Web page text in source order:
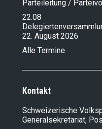
Parteileitung /
22.08
22. August 2026
Alle Termine
Kontakt
Schweizerische
Generalsekretariat,